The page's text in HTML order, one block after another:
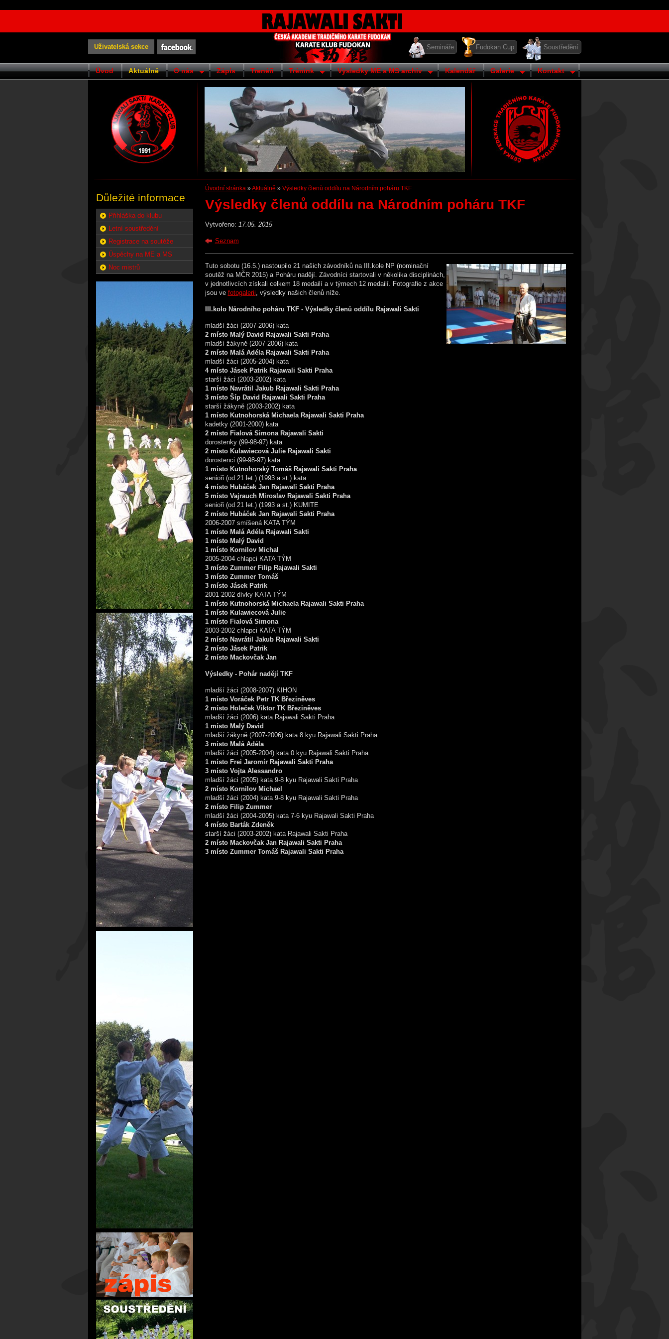
Uživatelská sekce Semináře Fudokan Cup Soustředění
Úvod Aktuálně O nás Zápis Trenéři Trénink Výsledky ME a MS archiv Kalendář Galerie Kontakt
Důležité informace
Přihláška do klubu
Letní soustředění
Registrace na soutěže
Úspěchy na ME a MS
Noc mistrů
Úvodní stránka»Aktuálně » Výsledky členů oddílu na Národním poháru TKF
Výsledky členů oddílu na Národním poháru TKF
Vytvořeno: 17.05. 2015
Seznam
Tuto sobotu (16.5.) nastoupilo 21 našich závodníků na III.kole NP (nominační
soutěž na MČR 2015) a Poháru nadějí. Závodníci startovali v několika disciplinách,
v jednotlivcích získali celkem 18 medailí a v týmech 12 medailí. Fotografie z akce
jsou ve fotogalerii, výsledky našich členů níže.
III.kolo Národního poháru TKF - Výsledky členů oddílu Rajawali Sakti
mladší žáci (2007-2006) kata
2 místo Malý David Rajawali Sakti Praha
mladší žákyně (2007-2006) kata
2 místo Malá Adéla Rajawali Sakti Praha
mladší žáci (2005-2004) kata
4 místo Jásek Patrik Rajawali Sakti Praha
starší žáci (2003-2002) kata
1 místo Navrátil Jakub Rajawali Sakti Praha
3 místo Šíp David Rajawali Sakti Praha
starší žákyně (2003-2002) kata
1 místo Kutnohorská Michaela Rajawali Sakti Praha
kadetky (2001-2000) kata
2 místo Fialová Simona Rajawali Sakti
dorostenky (99-98-97) kata
2 místo Kulawiecová Julie Rajawali Sakti
dorostenci (99-98-97) kata
1 místo Kutnohorský Tomáš Rajawali Sakti Praha
senioři (od 21 let.) (1993 a st.) kata
4 místo Hubáček Jan Rajawali Sakti Praha
5 místo Vajrauch Miroslav Rajawali Sakti Praha
senioři (od 21 let.) (1993 a st.) KUMITE
2 místo Hubáček Jan Rajawali Sakti Praha
2006-2007 smíšená KATA TÝM
1 místo Malá Adéla Rajawali Sakti
1 místo Malý David
1 místo Kornilov Michal
2005-2004 chlapci KATA TÝM
3 místo Zummer Filip Rajawali Sakti
3 místo Zummer Tomáš
3 místo Jásek Patrik
2001-2002 dívky KATA TÝM
1 místo Kutnohorská Michaela Rajawali Sakti Praha
1 místo Kulawiecová Julie
1 místo Fialová Simona
2003-2002 chlapci KATA TÝM
2 místo Navrátil Jakub Rajawali Sakti
2 místo Jásek Patrik
2 místo Mackovčak Jan
Výsledky - Pohár nadějí TKF
mladší žáci (2008-2007) KIHON
1 místo Voráček Petr TK Březiněves
2 místo Holeček Viktor TK Březiněves
mladší žáci (2006) kata Rajawali Sakti Praha
1 místo Malý David
mladší žákyně (2007-2006) kata 8 kyu Rajawali Sakti Praha
3 místo Malá Adéla
mladší žáci (2005-2004) kata 0 kyu Rajawali Sakti Praha
1 místo Frei Jaromír Rajawali Sakti Praha
3 místo Vojta Alessandro
mladší žáci (2005) kata 9-8 kyu Rajawali Sakti Praha
2 místo Kornilov Michael
mladší žáci (2004) kata 9-8 kyu Rajawali Sakti Praha
2 místo Filip Zummer
mladší žáci (2004-2005) kata 7-6 kyu Rajawali Sakti Praha
4 místo Barták Zdeněk
starší žáci (2003-2002) kata Rajawali Sakti Praha
2 místo Mackovčak Jan Rajawali Sakti Praha
3 místo Zummer Tomáš Rajawali Sakti Praha